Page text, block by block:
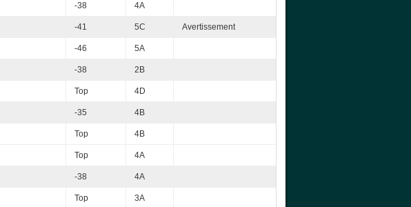
-38 4A
-41 5C Avertissement
-46 5A
-38 2B
Top 4D
-35 4B
Top 4B
Top 4A
-38 4A
Top 3A